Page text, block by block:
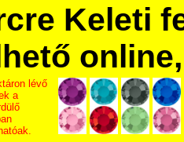
Keleti
lévő
a